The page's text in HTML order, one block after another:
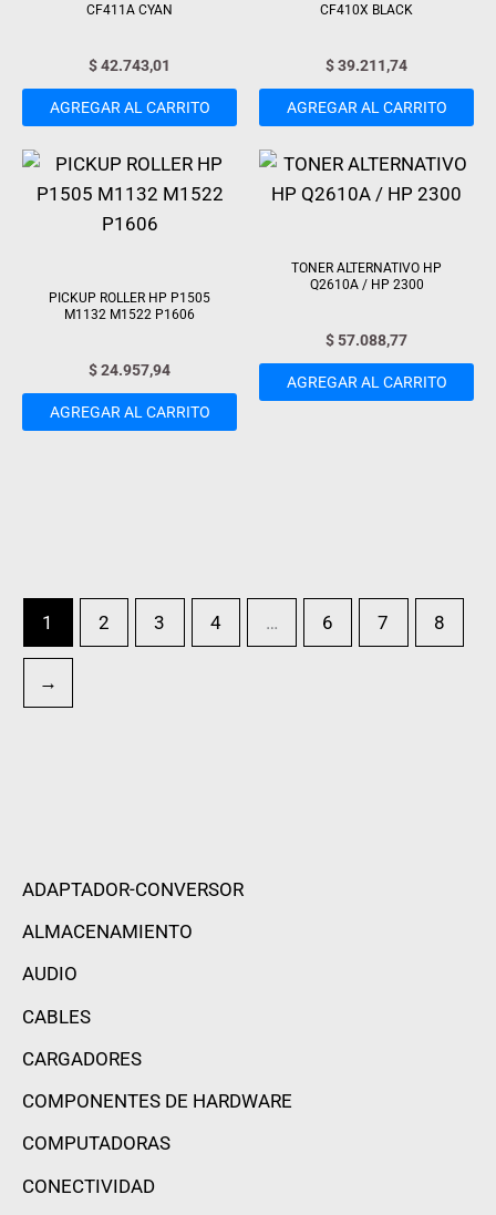
ADAPTADOR-CONVERSOR
ALMACENAMIENTO
AUDIO
CABLES
CARGADORES
COMPONENTES DE HARDWARE
COMPUTADORAS
CONECTIVIDAD
CF411A CYAN
$42.743,01
AGREGAR AL CARRITO
CF410X BLACK
$39.211,74
AGREGAR AL CARRITO
PICKUP ROLLER HP P1505
M1132 M1522 P1606
$24.957,94
AGREGAR AL CARRITO
TONER ALTERNATIVO HP
Q2610A / HP 2300
$57.088,77
AGREGAR AL CARRITO
1 2 3 4 … 6 7 8
→